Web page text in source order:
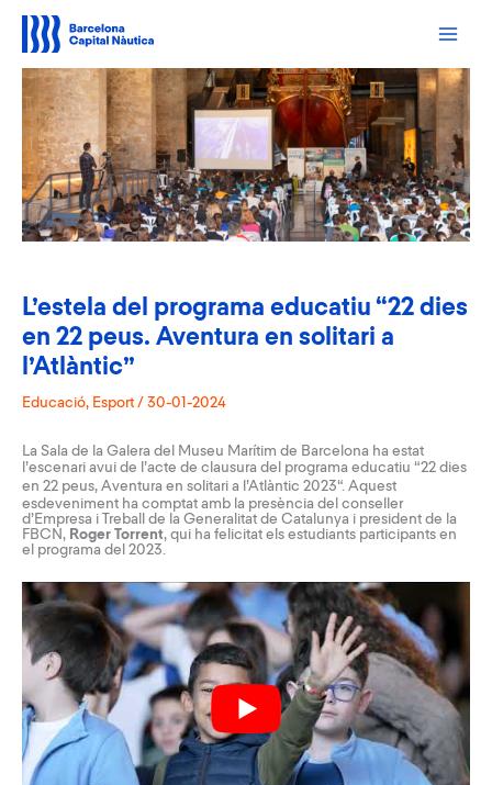
contingut
L’estela del programa educatiu “22 dies
en 22 peus. Aventura en solitari a
l’Atlàntic”
Educació, Esport / 30-01-2024
La Sala de la Galera del Museu Marítim de Barcelona ha estat
l’escenari avui de l’acte de clausura del programa educatiu “22 dies
en 22 peus, Aventura en solitari a l’Atlàntic 2023“. Aquest
esdeveniment ha comptat amb la presència del conseller
d’Empresa i Treball de la Generalitat de Catalunya i president de la
FBCN, Roger Torrent, qui ha felicitat els estudiants participants en
el programa del 2023.